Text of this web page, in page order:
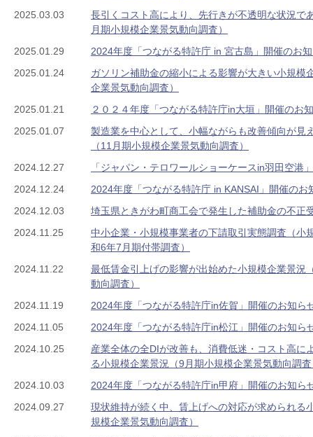
2025.03.03
長引くコスト高により、先行きが不透明な状況で
月期小規模企業景気動向調査）
2025.01.29
2024年度「つながる特許庁 in 宮古島」開催のお
2025.01.24
ガソリン補助金の縮小による影響が大きい小規模
企業景気動向調査）
2025.01.21
２０２４年度「つながる特許庁in大垣」開催のお
2025.01.07
製造業を中心として、小幅ながらも改善傾向が見
（11月期小規模企業景気動向調査）
2024.12.27
「ジャパン・テロワールショーケースin羽田空港
2024.12.24
2024年度「つながる特許庁 in KANSAI」開催のお
2024.12.03
埼玉県ときがわ町商工会で発生した補助金の不正
2024.11.25
中小企業・小規模事業者の下請取引実態調査（小
和6年7月期付帯調査）
2024.11.22
最低賃金引上げの影響が出始めた小規模企業景況
動向調査）
2024.11.19
2024年度「つながる特許庁in佐賀」開催のお知ら
2024.11.05
2024年度「つながる特許庁in松江」開催のお知ら
2024.10.25
産業全体の全DIが改善も、消費低迷・コスト高に
る小規模企業景況（9月期小規模企業景気動向調
2024.10.03
2024年度「つながる特許庁in甲府」開催のお知ら
2024.09.27
現状維持が続く中、賃上げへの対応が求められる
規模企業景気動向調査）